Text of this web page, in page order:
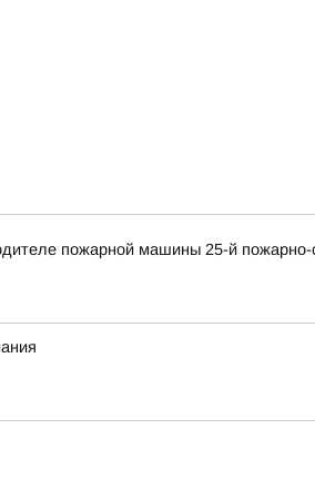
пожарной машины 25-й пожарно-